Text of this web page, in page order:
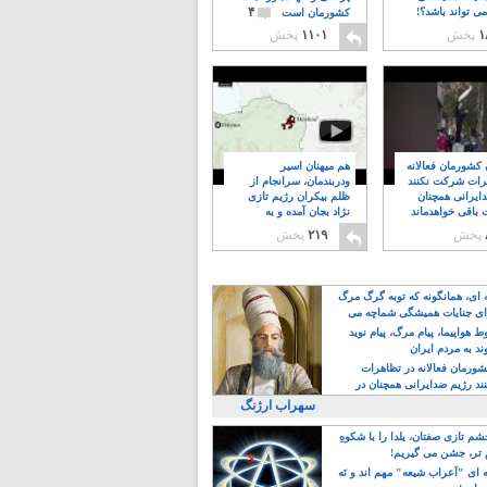
کشورمان است
۴
۱۱۰۱ پخش
تواند باشد؟!
پخش
هم میهنان اسیر
ودربندمان، سرانجام از
ظلم بیکران رژیم تازی
نژاد بجان آمده و به
۲۱۹ پخش
کشورمان فعالانه
شرکت نکنند
همچنان
باقی خواهدماند
پخش
ای، همانگونه که توبه گرگ مرگ
جنایات همیشگی شماچه می
هواپیما، پیام مرگ، پیام نوید
به مردم ایران
فعالانه در تظاهرات
رژیم ضدایرانی همچنان در
خواهدماند
سهراب ارژنگ
تازی صفتان، یلدا را با شکوهِ
تر، جشن می گیریم!
ای "اَعراب شیعه" مهم اند و نَه